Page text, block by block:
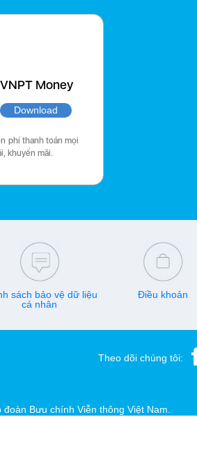
VNPT Money
Download
phí thanh toán mọi
khuyến mãi.
sách bảo vệ dữ liệu
cá nhân
Điều khoản
Theo dõi chúng tôi:
Bưu chính Viễn thông Việt Nam.